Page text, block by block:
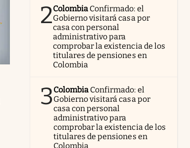
2Colombia Confirmado: el
Gobierno visitará casa por
casa con personal
administrativo para
comprobar la existencia de los
titulares de pensiones en
Colombia
3Colombia Confirmado: el
Gobierno visitará casa por
casa con personal
administrativo para
comprobar la existencia de los
titulares de pensiones en
Colombia